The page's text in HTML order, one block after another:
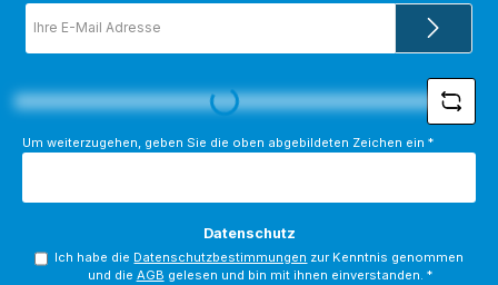
Mail-
Loading...
Um weiterzugehen, geben Sie die oben abgebildeten Zeichen ein *
Datenschutz
Ich habe die Datenschutzbestimmungen zur Kenntnis genommen
und die AGB gelesen und bin mit ihnen einverstanden. *